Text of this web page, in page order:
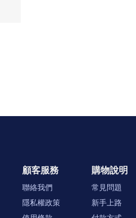
顧客服務
聯絡我們
隱私權政策
購物說明
常見問題
新手上路